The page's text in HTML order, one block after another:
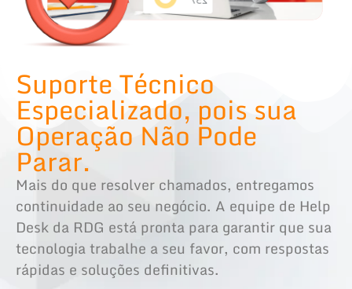
Suporte Técnico
Especializado, pois sua
Operação Não Pode
Parar.
Mais do que resolver chamados, entregamos
continuidade ao seu negócio. A equipe de Help
Desk da RDG está pronta para garantir que sua
tecnologia trabalhe a seu favor, com respostas
rápidas e soluções definitivas.